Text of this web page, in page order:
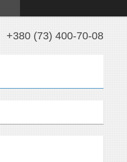
+380 (73) 400-70-08